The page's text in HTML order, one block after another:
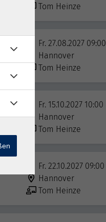
Tom Heinze
Fr. 27.08.2027 09:00
Hannover
Tom Heinze
Fr. 15.10.2027 10:00
Hannover
Tom Heinze
Fr. 22.10.2027 09:00
Hannover
Tom Heinze